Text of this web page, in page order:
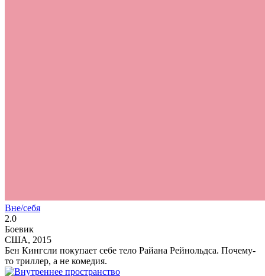
Вне/себя
2.0
Боевик
США, 2015
Бен Кингсли покупает себе тело Райана Рейнольдса. Почему-
то триллер, а не комедия.